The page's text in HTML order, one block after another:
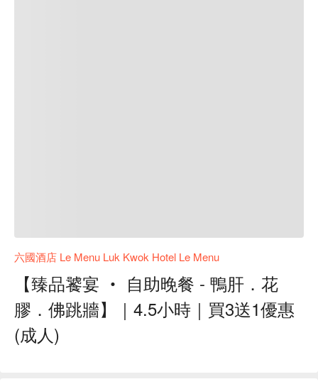
六國酒店 Le Menu Luk Kwok Hotel Le Menu
【臻品饕宴 ‧ 自助晚餐 - 鴨肝．花
膠．佛跳牆】｜4.5小時｜買3送1優惠
(成人)